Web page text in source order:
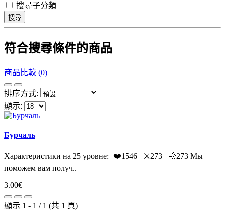
搜尋子分類
搜尋
符合搜尋條件的商品
商品比較 (0)
排序方式:
顯示:
Бурчаль
Характеристики на 25 уровне: ❤️1546 ⚔️273 💨273 Мы
поможем вам получ..
3.00€
顯示 1 - 1 / 1 (共 1 頁)